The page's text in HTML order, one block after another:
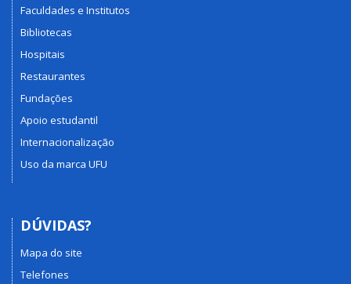
Faculdades e Institutos
Bibliotecas
Hospitais
Restaurantes
Fundações
Apoio estudantil
Internacionalização
Uso da marca UFU
DÚVIDAS?
Mapa do site
Telefones